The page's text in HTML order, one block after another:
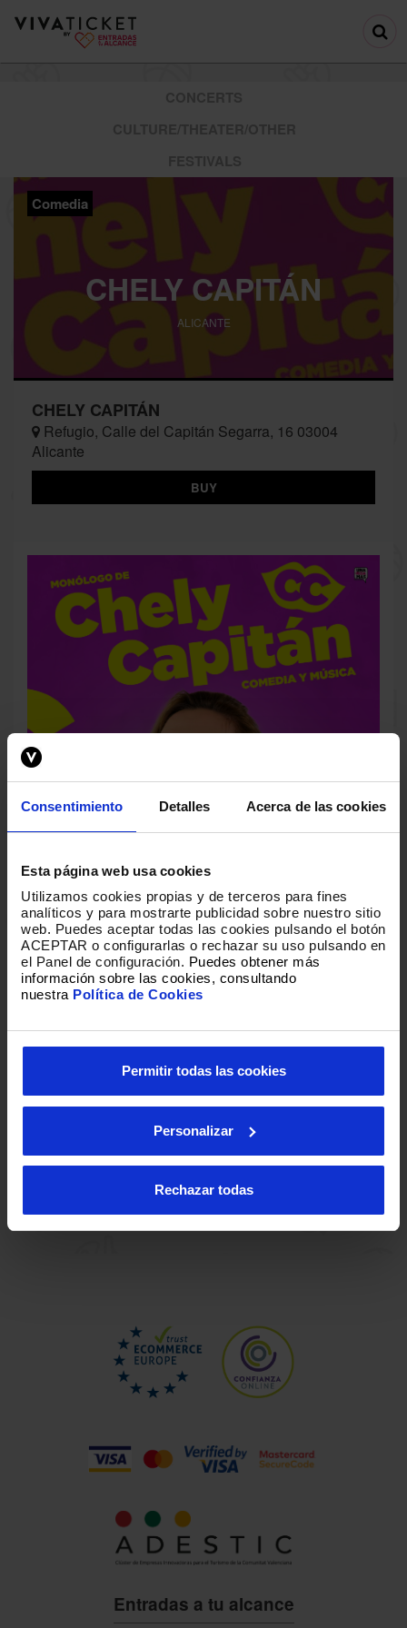
Consentimiento Detalles Acerca de las cookies
Esta página web usa cookies
Utilizamos cookies propias y de terceros para fines
analíticos y para mostrarte publicidad sobre nuestro sitio
web. Puedes aceptar todas las cookies pulsando el botón
ACEPTAR o configurarlas o rechazar su uso pulsando en
el Panel de configuración. Puedes obtener más
información sobre las cookies, consultando
nuestra Política de Cookies
Permitir todas las cookies
Personalizar
Rechazar todas
Comedia
CHELY CAPITÁN
ALICANTE
CHELY CAPITÁN
Refugio, Calle del Capitán Segarra, 16 03004
Alicante
BUY
Loading
Entradas a tu alcance